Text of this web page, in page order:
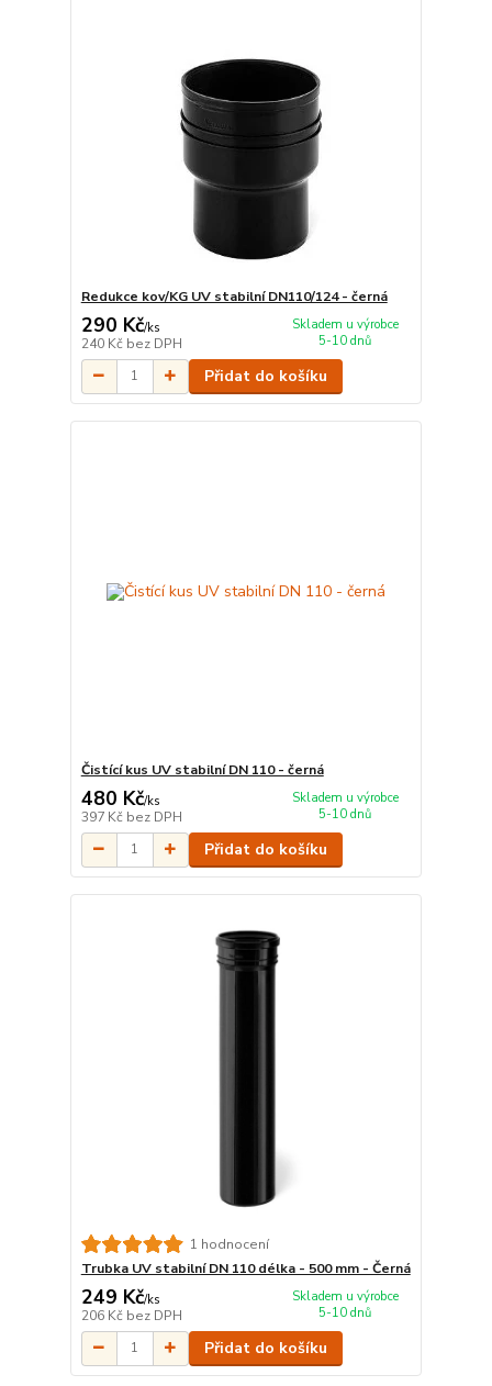
Redukce kov/KG UV stabilní DN110/124 - černá
290 Kč/ks
240 Kč bez DPH
Skladem u výrobce
5-10 dnů
Přidat do košíku
Čistící kus UV stabilní DN 110 - černá
480 Kč/ks
397 Kč bez DPH
Skladem u výrobce
5-10 dnů
Přidat do košíku
1 hodnocení
Trubka UV stabilní DN 110 délka - 500 mm - Černá
249 Kč/ks
206 Kč bez DPH
Skladem u výrobce
5-10 dnů
Přidat do košíku